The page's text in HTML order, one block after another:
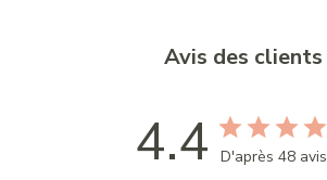
Avis des clients
4.4 D'après 48 avis